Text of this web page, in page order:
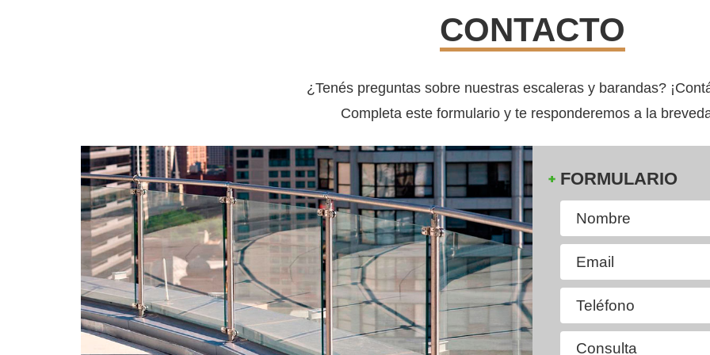
CONTACTO
¿Tenés preguntas sobre nuestras escaleras y barandas?
Completa este formulario y te responderemos a la
FORMULARIO